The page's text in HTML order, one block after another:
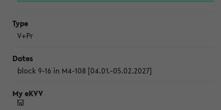
V+Pr
block 9-16 in M4-108 [04.01.-05.02.2027]